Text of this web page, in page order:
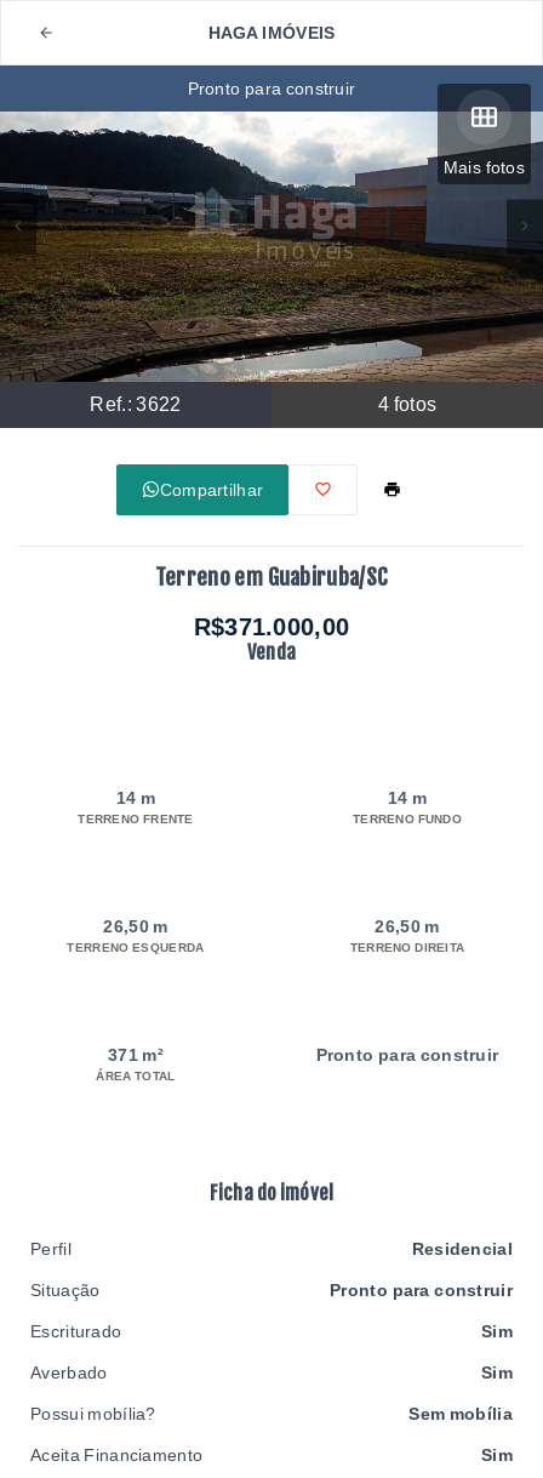
HAGA IMÓVEIS
Mais fotos
Ref.:3622 4 fotos
Pronto para construir
Compartilhar
Terreno em Guabiruba/SC
R$371.000,00
Venda
14 m
TERRENO FRENTE
14 m
TERRENO FUNDO
26,50 m
TERRENO ESQUERDA
26,50 m
TERRENO DIREITA
371 m²
ÁREA TOTAL
Pronto para construir
Ficha do imóvel
Perfil Residencial
Situação Pronto para construir
Escriturado Sim
Averbado Sim
Possui mobília? Sem mobília
Aceita Financiamento Sim